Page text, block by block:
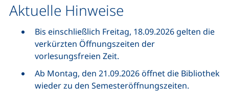
Aktuelle Hinweise
Bis einschließlich Freitag, 18.09.2026 gelten die
verkürzten Öffnungszeiten der
vorlesungsfreien Zeit.
Ab Montag, den 21.09.2026 öffnet die Bibliothek
wieder zu den Semesteröffnungszeiten.